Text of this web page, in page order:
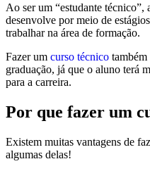
Ao ser um “estudante
desenvolve por meio de
trabalhar na área de formação.
Fazer um curso técnico
graduação, já que o aluno terá
para a carreira.
Por que fazer um
Existem muitas vantagens de
algumas delas!